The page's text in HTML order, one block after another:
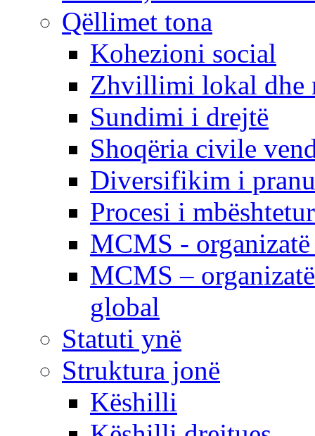
Qëllimet tona
Kohezioni social
Zhvillimi lokal dhe
Sundimi i drejtë
Shoqëria civile
Diversifikim i
Procesi i
MCMS -
MCMS –
global
Statuti ynë
Struktura jonë
Këshilli